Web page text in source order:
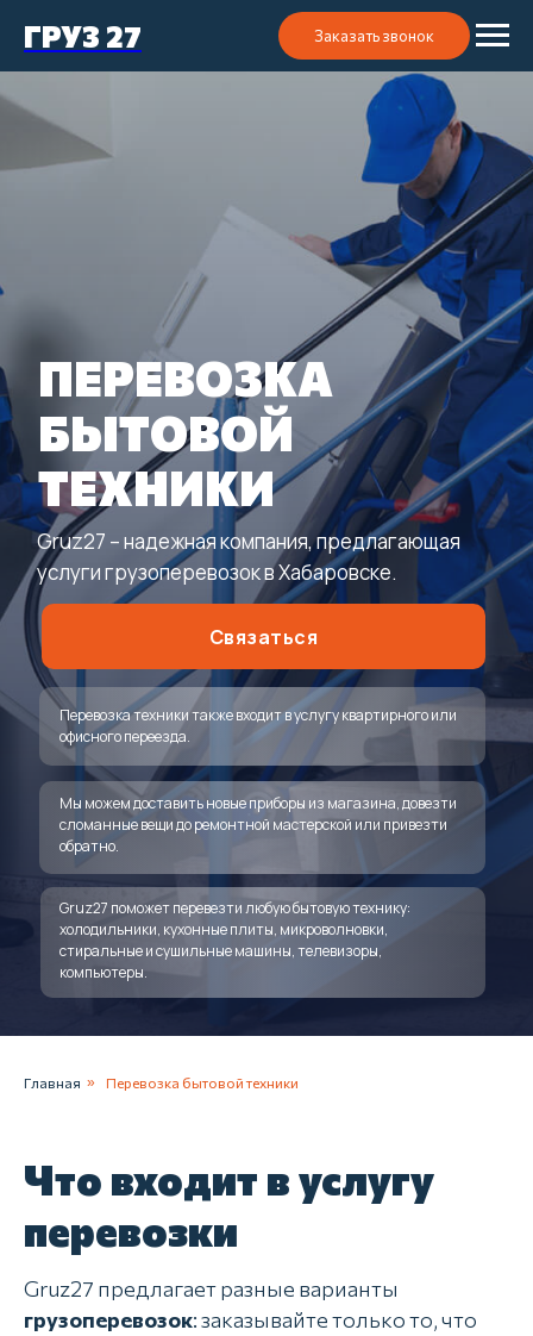
ГРУЗ 27 Заказать звонок
ПЕРЕВОЗКА
БЫТОВОЙ
ТЕХНИКИ
Gruz27 – надежная компания, предлагающая
услуги грузоперевозок в Хабаровске.
Связаться
Gruz27 поможет перевезти любую бытовую технику:
холодильники, кухонные плиты, микроволновки,
стиральные и сушильные машины, телевизоры,
компьютеры.
Мы можем доставить новые приборы из магазина, довезти
сломанные вещи до ремонтной мастерской или привезти
обратно.
Перевозка техники также входит в услугу квартирного или
офисного переезда.
Главная » Перевозка бытовой техники
Что входит в услугу
перевозки
Gruz27 предлагает разные варианты
грузоперевозок: заказывайте только то, что